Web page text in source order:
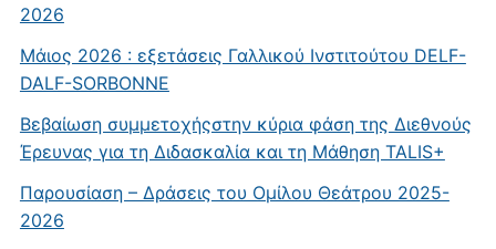
2026
Μάιος 2026 : εξετάσεις Γαλλικού Ινστιτούτου DELF-
DALF-SORBONNE
Βεβαίωση συμμετοχήςστην κύρια φάση της Διεθνούς
Έρευνας για τη Διδασκαλία και τη Μάθηση TALIS+
Παρουσίαση – Δράσεις του Ομίλου Θεάτρου 2025-
2026